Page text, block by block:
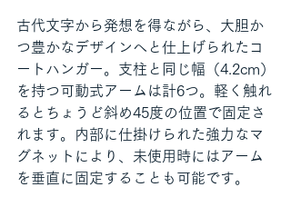
古代文字から発想を得ながら、大胆か
つ豊かなデザインへと仕上げられたコ
ートハンガー。支柱と同じ幅（4.2cm）
を持つ可動式アームは計6つ。軽く触れ
るとちょうど斜め45度の位置で固定さ
れます。内部に仕掛けられた強力なマ
グネットにより、未使用時にはアーム
を垂直に固定することも可能です。